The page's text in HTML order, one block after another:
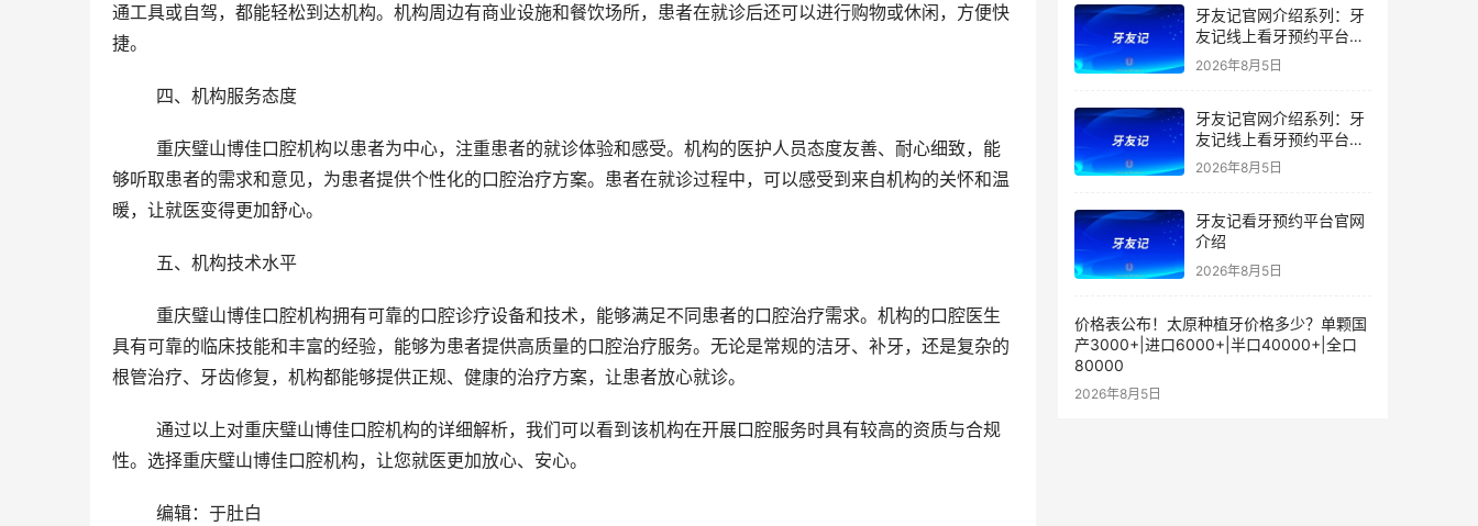
通工具或自驾，都能轻松到达机构。机构周边有商业设施和餐饮场所，患者在就诊后还可以进行购物或休闲，方便快
捷。
	四、机构服务态度
够听取患者的需求和意见，为患者提供个性化的口腔治疗方案。患者在就诊过程中，可以感受到来自机构的关怀和温
暖，让就医变得更加舒心。
	五、机构技术水平
具有可靠的临床技能和丰富的经验，能够为患者提供高质量的口腔治疗服务。无论是常规的洁牙、补牙，还是复杂的
根管治疗、牙齿修复，机构都能够提供正规、健康的治疗方案，让患者放心就诊。
性。选择重庆璧山博佳口腔机构，让您就医更加放心、安心。
	编辑：于肚白
牙友记官网介绍系列：牙
友记线上看牙预约平台落
地同城就诊经验打破未知
2026年8月5日
牙友记官网介绍系列：牙
友记线上看牙预约平台的
优势在哪里？
2026年8月5日
牙友记看牙预约平台官网
介绍
2026年8月5日
价格表公布！太原种植牙价格多少？单颗国
产3000+|进口6000+|半口40000+|全口
80000
2026年8月5日